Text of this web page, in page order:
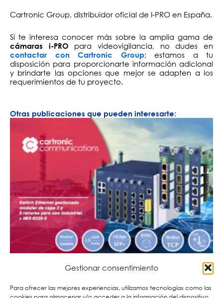
Gestionar consentimiento
Para ofrecer las mejores experiencias, utilizamos tecnologías como las
Cartronic Group, distribuidor oficial de I-PRO en España.
Si te interesa conocer más sobre la amplia gama de
cámaras i-PRO para videovigilancia, no dudes en
contactar con Cartronic Group; estamos a tu
disposición para proporcionarte información adicional
y brindarte las opciones que mejor se adapten a los
requerimientos de tu proyecto.
Otras publicaciones que pueden interesarte: